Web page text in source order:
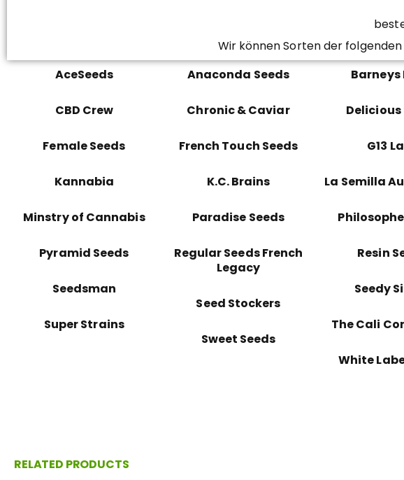
Wir können Sorten der
AceSeeds
CBD Crew
Female Seeds
Kannabia
Minstry of Cannabis
Pyramid Seeds
Seedsman
Super Strains
Anaconda Seeds
Chronic & Caviar
French Touch Seeds
K.C. Brains
Paradise Seeds
Regular Seeds French
Legacy
Seed Stockers
Sweet Seeds
Barneys
Delicious
G13
La Semilla
Resin
Seedy
The Cali
White
RELATED PRODUCTS